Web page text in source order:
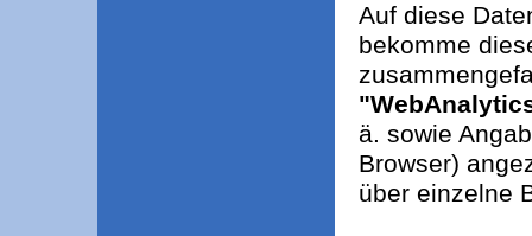
Auf diese
bekomme
ä. sowie
Browser)
über einzelne